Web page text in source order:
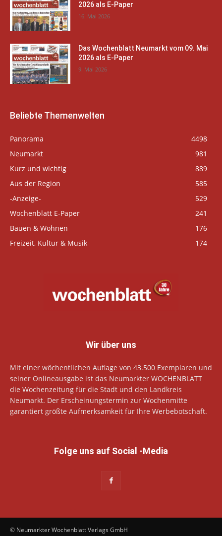
2026 als E-Paper
16. Mai 2026
Das Wochenblatt Neumarkt vom 09. Mai
2026 als E-Paper
9. Mai 2026
Beliebte Themenwelten
Panorama
4498
Neumarkt
981
Kurz und wichtig
889
Aus der Region
585
-Anzeige-
529
Wochenblatt E-Paper
241
Bauen & Wohnen
176
Freizeit, Kultur & Musik
174
Wir über uns
Mit einer wöchentlichen Auflage von 43.500 Exemplaren und
seiner Onlineausgabe ist das Neumarkter WOCHENBLATT
die Wochenzeitung für die Stadt und den Landkreis
Neumarkt. Der Erscheinungstermin zur Wochenmitte
garantiert größte Aufmerksamkeit für Ihre Werbebotschaft.
Folge uns auf Social -Media
© Neumarkter Wochenblatt Verlags GmbH